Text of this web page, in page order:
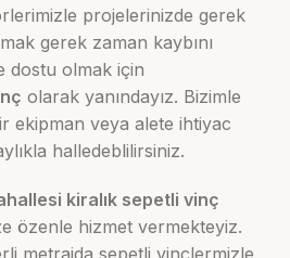
projelerinizde gerek
gerek zaman kaybını
dostu olmak için
olarak yanındayız. Bizimle
ekipman veya alete ihtiyac
halledeblilirsiniz.
kiralık sepetli vinç
özenle hizmet vermekteyiz.
metrajda sepetli vinçlermizle